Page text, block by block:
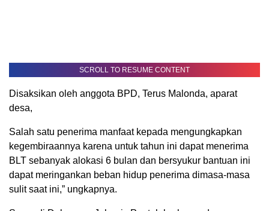
SCROLL TO RESUME CONTENT
Disaksikan oleh anggota BPD, Terus Malonda, aparat
desa,
Salah satu penerima manfaat kepada mengungkapkan
kegembiraannya karena untuk tahun ini dapat menerima
BLT sebanyak alokasi 6 bulan dan bersyukur bantuan ini
dapat meringankan beban hidup penerima dimasa-masa
sulit saat ini,” ungkapnya.